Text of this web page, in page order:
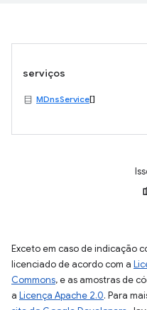
serviços
MDnsService[]
Exceto em caso de indicação
licenciado de acordo com a
Commons, e as amostras de
a Licença Apache 2.0. Para